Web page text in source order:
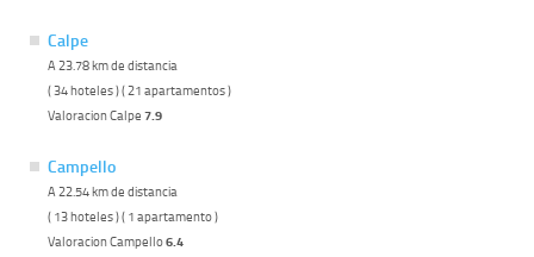
Calpe
A 23.78 km de distancia
( 34 hoteles ) ( 21 apartamentos )
Valoracion Calpe 7.9
Campello
A 22.54 km de distancia
( 13 hoteles ) ( 1 apartamento )
Valoracion Campello6.4